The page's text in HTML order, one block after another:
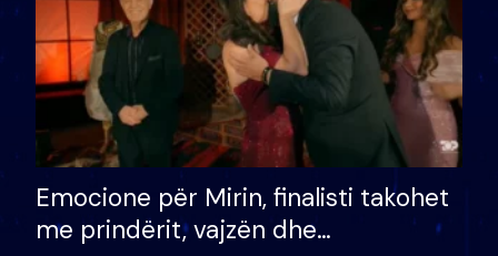
Emocione për Mirin, finalisti takohet
me prindërit, vajzën dhe